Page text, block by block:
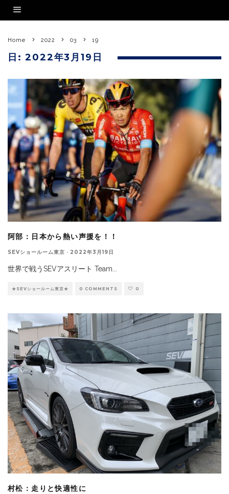
Home 2022 03 19
日:2022年3月19日
阿部：日本から熱い声援を！！
SEVショールーム東京 · 2022年3月19日
世界で戦うSEVアスリート Team
★SEVショールーム東京★ 0 COMMENTS 0
村松：走りと快適性に